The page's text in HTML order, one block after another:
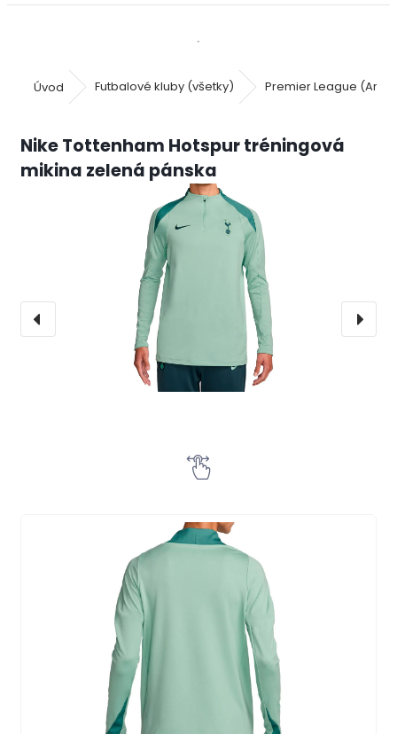
Úvod Futbalové kluby (všetky) Premier League
Nike Tottenham Hotspur tréningová
mikina zelená pánska